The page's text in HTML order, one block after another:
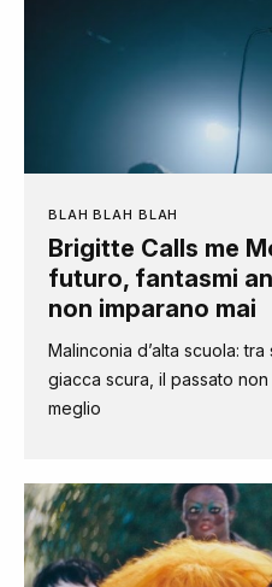
BLAH BLAH BLAH
Brigitte Calls me
futuro, fantasmi
non imparano mai
Malinconia d’alta scuola:
giacca scura, il passato
meglio